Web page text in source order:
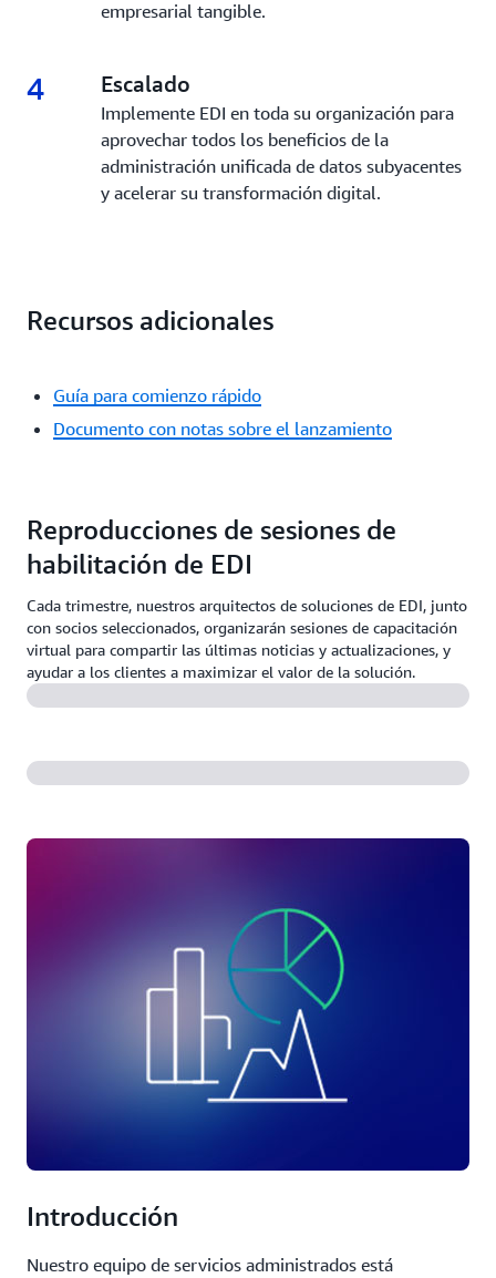
empresarial tangible.
4 4.
Escalado
Implemente EDI en toda su organización para
aprovechar todos los beneficios de la
administración unificada de datos subyacentes
y acelerar su transformación digital.
Recursos adicionales
Guía para comienzo rápido
Documento con notas sobre el lanzamiento
Reproducciones de sesiones de
habilitación de EDI
Cada trimestre, nuestros arquitectos de soluciones de EDI, junto
con socios seleccionados, organizarán sesiones de capacitación
virtual para compartir las últimas noticias y actualizaciones, y
ayudar a los clientes a maximizar el valor de la solución.
Introducción
Nuestro equipo de servicios administrados está